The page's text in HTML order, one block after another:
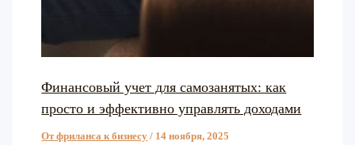
Финансовый учет для самозанятых: как
просто и эффективно управлять доходами
От фриланса к бизнесу / 14 ноября, 2025